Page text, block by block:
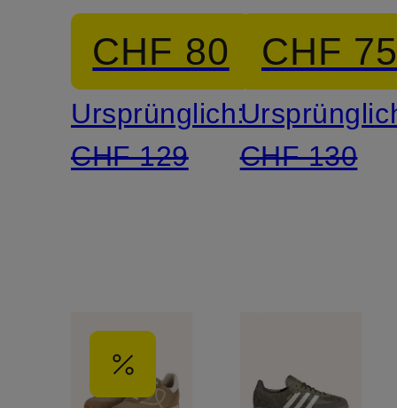
INDOOR
CHF 80
Ursprünglich:
CHF 129
SPEZIAL
CHF
CHF 130